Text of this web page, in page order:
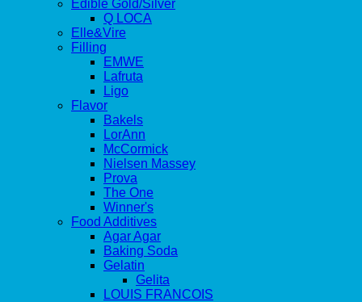
Edible Gold/Silver
Q LOCA
Elle&Vire
Filling
EMWE
Lafruta
Ligo
Flavor
Bakels
LorAnn
McCormick
Nielsen Massey
Prova
The One
Winner's
Food Additives
Agar Agar
Baking Soda
Gelatin
Gelita
LOUIS FRANCOIS